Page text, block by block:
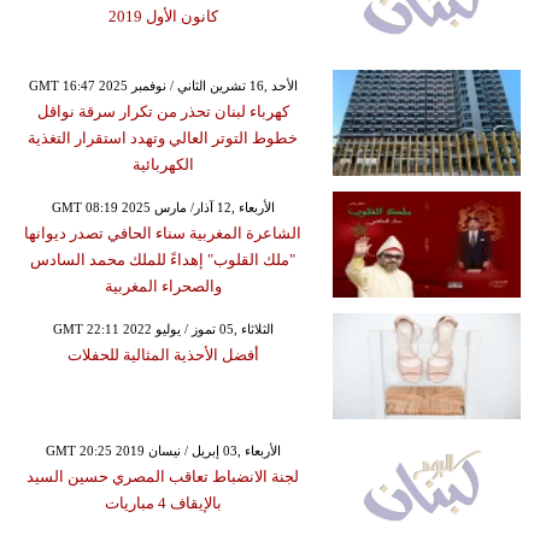
كانون الأول 2019
GMT 16:47 2025 الأحد ,16 تشرين الثاني / نوفمبر
كهرباء لبنان تحذر من تكرار سرقة نواقل
خطوط التوتر العالي وتهدد استقرار التغذية
الكهربائية
GMT 08:19 2025 الأربعاء ,12 آذار/ مارس
الشاعرة المغربية سناء الحافي تصدر ديوانها
"ملك القلوب" إهداءً للملك محمد السادس
والصحراء المغربية
GMT 22:11 2022 الثلاثاء ,05 تموز / يوليو
أفضل الأحذية المثالية للحفلات
GMT 20:25 2019 الأربعاء ,03 إبريل / نيسان
لجنة الانضباط تعاقب المصري حسين السيد
بالإيقاف 4 مباريات